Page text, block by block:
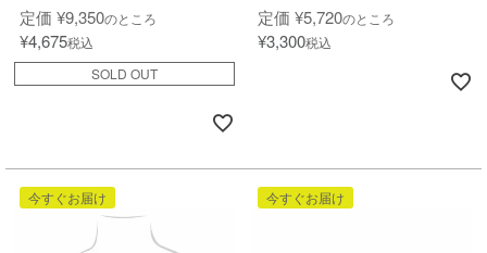
定価 ¥9,350のところ
¥4,675税込
SOLD OUT
定価 ¥5,720のところ
¥3,300税込
今すぐお届け 今すぐお届け